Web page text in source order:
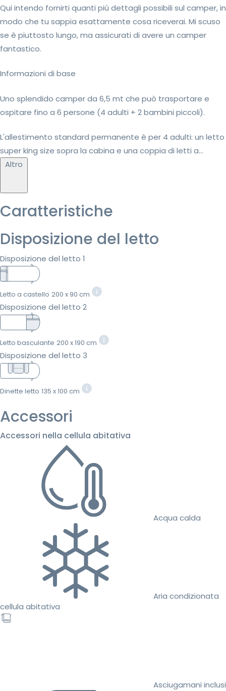
Qui intendo fornirti quanti più dettagli possibili sul camper, in
modo che tu sappia esattamente cosa riceverai. Mi scuso
se è piuttosto lungo, ma assicurati di avere un camper
fantastico.
Informazioni di base
Uno splendido camper da 6,5 mt che può trasportare e
ospitare fino a 6 persone (4 adulti + 2 bambini piccoli).
L'allestimento standard permanente è per 4 adulti: un letto
super king size sopra la cabina e una coppia di letti a...
Altro
Caratteristiche
Disposizione del letto
Disposizione del letto 1
Letto a castello 200 x 90 cm
Disposizione del letto 2
Letto basculante 200 x 190 cm
Disposizione del letto 3
Dinette letto 135 x 100 cm
Accessori
Accessori nella cellula abitativa
Acqua calda
Aria condizionata
cellula abitativa
Asciugamani inclusi